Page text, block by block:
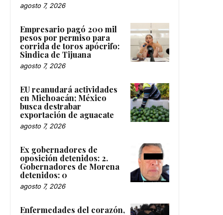
agosto 7, 2026
Empresario pagó 200 mil
pesos por permiso para
corrida de toros apócrifo:
Sindica de Tijuana
agosto 7, 2026
EU reanudará actividades
en Michoacán; México
busca destrabar
exportación de aguacate
agosto 7, 2026
Ex gobernadores de
oposición detenidos: 2.
Gobernadores de Morena
detenidos: 0
agosto 7, 2026
Enfermedades del corazón,